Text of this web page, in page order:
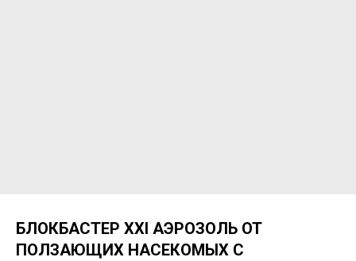
БЛОКБАСТЕР XXI АЭРОЗОЛЬ ОТ
ПОЛЗАЮЩИХ НАСЕКОМЫХ С